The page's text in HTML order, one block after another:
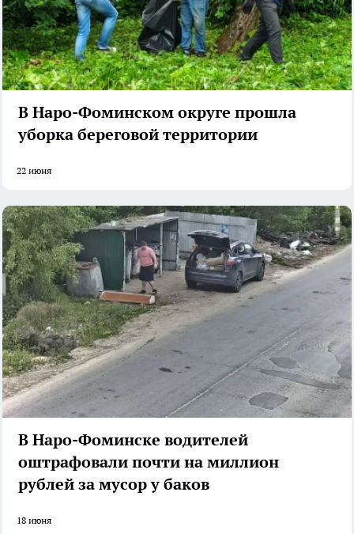
В Наро-Фоминском округе прошла
уборка береговой территории
22 июня
В Наро-Фоминске водителей
оштрафовали почти на миллион
рублей за мусор у баков
18 июня